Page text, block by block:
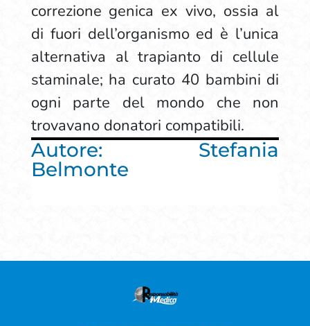
correzione genica ex vivo, ossia al
di fuori dell’organismo ed è l’unica
alternativa al trapianto di cellule
staminale; ha curato 40 bambini di
ogni parte del mondo che non
trovavano donatori compatibili.
Autore: Stefania
Belmonte